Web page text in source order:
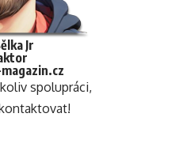
Jr
spolupráci,